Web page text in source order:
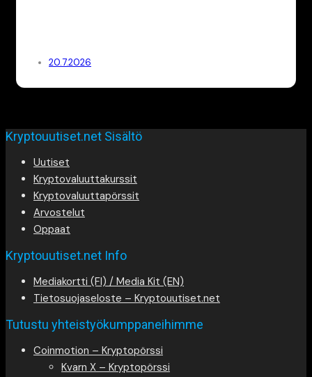
20.7.2026
Kryptouutiset.net Sisältö
Uutiset
Kryptovaluuttakurssit
Kryptovaluuttapörssit
Arvostelut
Oppaat
Kryptouutiset.net Info
Mediakortti (FI) / Media Kit (EN)
Tietosuojaseloste – Kryptouutiset.net
Tutustu yhteistyökumppaneihimme
Coinmotion – Kryptopörssi
Kvarn X – Kryptopörssi